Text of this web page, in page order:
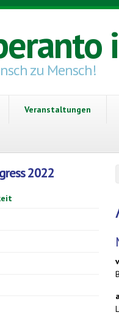
zu Mensch!
Veranstaltungen
2022